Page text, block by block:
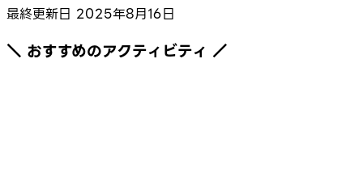
最終更新日 2025年8月16日
＼ おすすめのアクティビティ ／